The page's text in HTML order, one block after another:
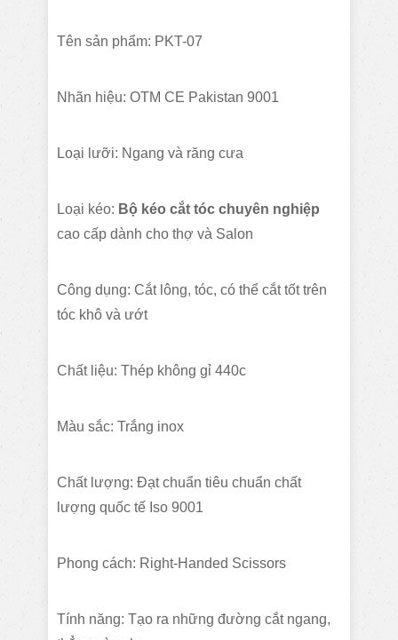
Tên sản phẩm: PKT-07
Nhãn hiệu: OTM CE Pakistan 9001
Loại lưỡi: Ngang và răng cưa
Loại kéo: Bộ kéo cắt tóc chuyên nghiệp
cao cấp dành cho thợ và Salon
Công dụng: Cắt lông, tóc, có thể cắt tốt trên
tóc khô và ướt
Chất liệu: Thép không gỉ 440c
Màu sắc: Trắng inox
Chất lượng: Đạt chuẩn tiêu chuẩn chất
lượng quốc tế Iso 9001
Phong cách: Right-Handed Scissors
Tính năng: Tạo ra những đường cắt ngang,